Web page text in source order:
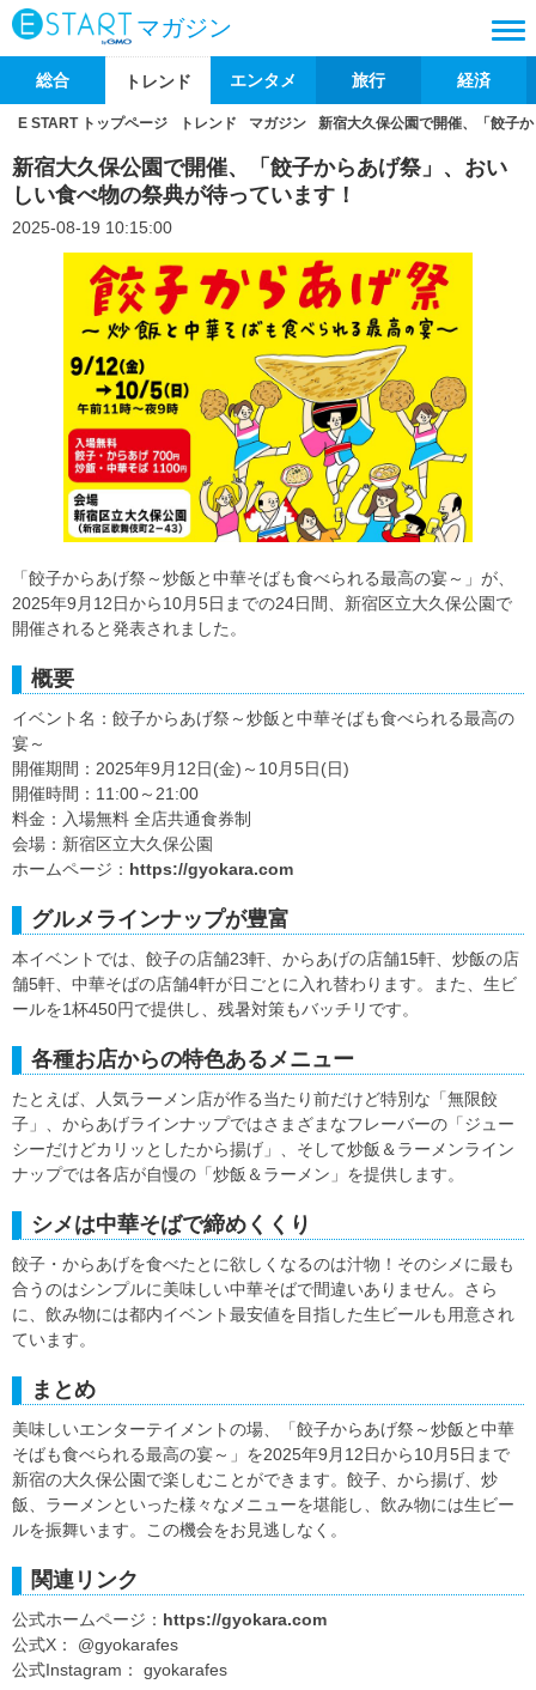
マガジン
総合 トレンド エンタメ 旅行 経済
E START トップページ トレンド マガジン 新宿大久保公園で開催、「餃子
新宿大久保公園で開催、「餃子からあげ祭」、おい
しい食べ物の祭典が待っています！
2025-08-19 10:15:00
「餃子からあげ祭～炒飯と中華そばも食べられる最高の宴～」が、
2025年9月12日から10月5日までの24日間、新宿区立大久保公園で
開催されると発表されました。
概要
イベント名：餃子からあげ祭～炒飯と中華そばも食べられる最高の
宴～
開催期間：2025年9月12日(金)～10月5日(日)
開催時間：11:00～21:00
料金：入場無料 全店共通食券制
会場：新宿区立大久保公園
ホームページ： https://gyokara.com
グルメラインナップが豊富
本イベントでは、餃子の店舗23軒、からあげの店舗15軒、炒飯の店
舗5軒、中華そばの店舗4軒が日ごとに入れ替わります。また、生ビ
ールを1杯450円で提供し、残暑対策もバッチリです。
各種お店からの特色あるメニュー
たとえば、人気ラーメン店が作る当たり前だけど特別な「無限餃
子」、からあげラインナップではさまざまなフレーバーの「ジュー
シーだけどカリッとしたから揚げ」、そして炒飯＆ラーメンライン
ナップでは各店が自慢の「炒飯＆ラーメン」を提供します。
シメは中華そばで締めくくり
餃子・からあげを食べたとに欲しくなるのは汁物！そのシメに最も
合うのはシンプルに美味しい中華そばで間違いありません。さら
に、飲み物には都内イベント最安値を目指した生ビールも用意され
ています。
まとめ
美味しいエンターテイメントの場、「餃子からあげ祭～炒飯と中華
そばも食べられる最高の宴～」を2025年9月12日から10月5日まで
新宿の大久保公園で楽しむことができます。餃子、から揚げ、炒
飯、ラーメンといった様々なメニューを堪能し、飲み物には生ビー
ルを振舞います。この機会をお見逃しなく。
関連リンク
公式ホームページ： https://gyokara.com
公式X： @gyokarafes
公式Instagram： gyokarafes